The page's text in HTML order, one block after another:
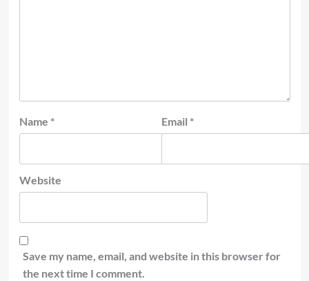
Name * Email *
Website
Save my name, email, and website in this browser for
the next time I comment.